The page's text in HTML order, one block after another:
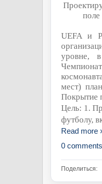
поле
UEFA
и
уровне,
мест)
Покрытие
Цель: 1.
футболу,
Read more
0 comments
Поделиться: